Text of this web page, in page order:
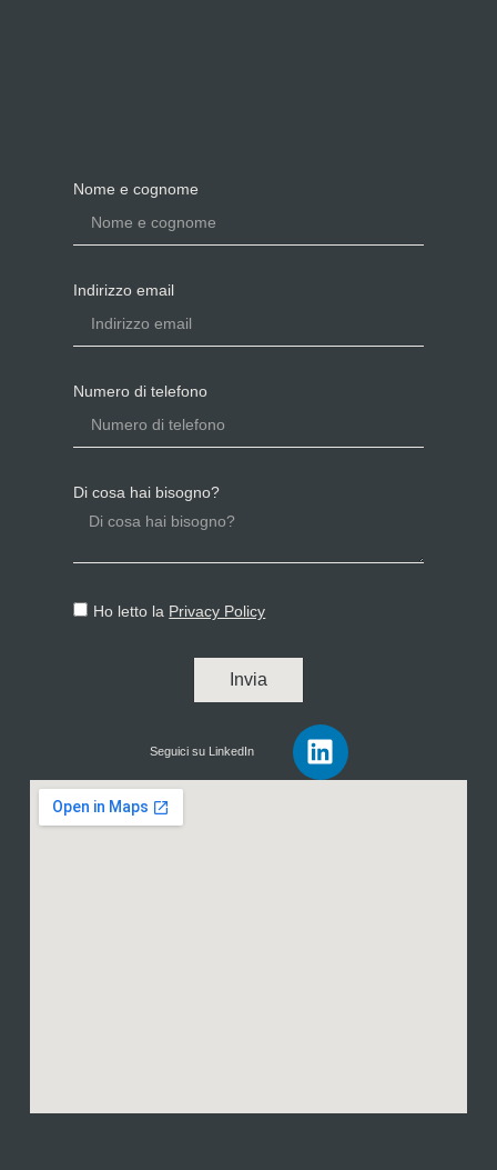
Nome e cognome
Indirizzo email
Numero di telefono
Di cosa hai bisogno?
Ho letto la Privacy Policy
Invia
Seguici su LinkedIn